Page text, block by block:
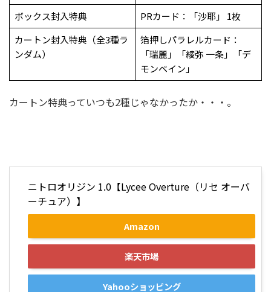
ボックス封入特典
PRカード：「沙耶」 1枚
カートン封入特典（全3種ラ
ンダム）
箔押しパラレルカード：
「瑞麗」「綾弥 一条」「デ
モンベイン」
カートン特典っていつも2種じゃなかったか・・・。
ニトロオリジン 1.0【Lycee Overture（リセ オーバ
ーチュア）】
Amazon
楽天市場
Yahooショッピング